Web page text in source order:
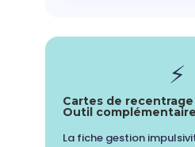
⚡
Cartes de
Outil
La fiche gestion